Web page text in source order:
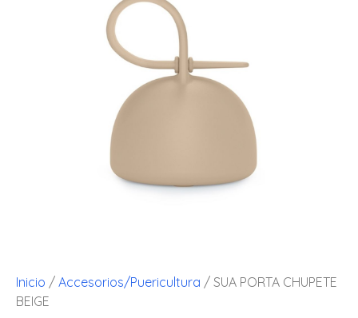
Inicio / Accesorios/Puericultura / SUA PORTA CHUPETE
BEIGE